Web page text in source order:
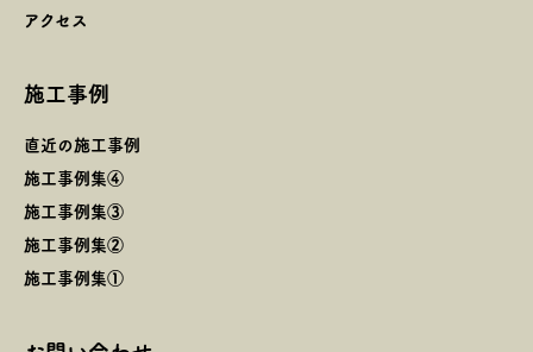
アクセス
施工事例
直近の施工事例
施工事例集④
施工事例集③
施工事例集②
施工事例集①